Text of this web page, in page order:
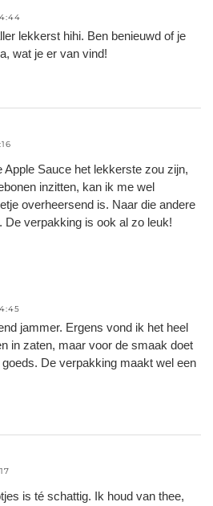
lekkerst hihi. Ben benieuwd of je
wat je er van vind!
Apple Sauce het lekkerste zou zijn,
inzitten, kan ik me wel
overheersend is. Naar die andere
De verpakking is ook al zo leuk!
jammer. Ergens vond ik het heel
in zaten, maar voor de smaak doet
De verpakking maakt wel een
is té schattig. Ik houd van thee,